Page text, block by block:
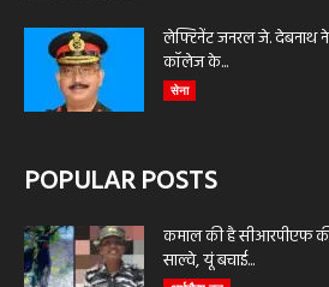
लेफ्टिनेंट जनरल जे.
कॉलेज के...
सेना
POPULAR POSTS
कमाल की है सीआरपीएफ
साल्वे, यूं बचाई...